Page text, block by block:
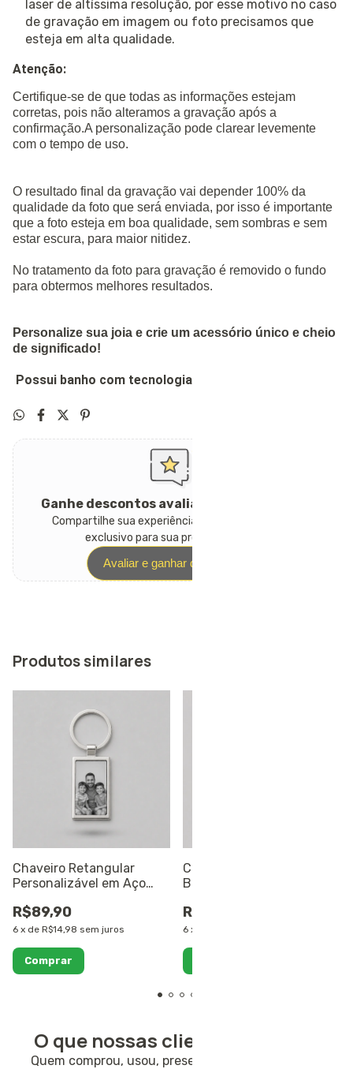
laser de altíssima resolução, por esse motivo no caso
de gravação em imagem ou foto precisamos que
esteja em alta qualidade.
Atenção:
Certifique-se de que todas as informações estejam
corretas, pois não alteramos a gravação após a
confirmação.A personalização pode clarear levemente
com o tempo de uso.
O resultado final da gravação vai depender 100% da
qualidade da foto que será enviada, por isso é importante
que a foto esteja em boa qualidade, sem sombras e sem
estar escura, para maior nitidez.
No tratamento da foto para gravação é removido o fundo
para obtermos melhores resultados.
Personalize sua joia e crie um acessório único e cheio
de significado!
Possui banho com tecnologia hipoalergênica
Ganhe descontos avaliando este produto
Compartilhe sua experiência e receba um cupom
exclusivo para sua próxima compra.
Avaliar e ganhar desconto
Produtos similares
Chaveiro Retangular
Personalizável em Aço
R$89,90
6 x de R$14,98 sem juros
Colar Personalizável
Banhado a Ouro 18K
R$139,00
6 x
O que nossas clientes dizem 💛
Quem comprou, usou, presenteou e compartilhou